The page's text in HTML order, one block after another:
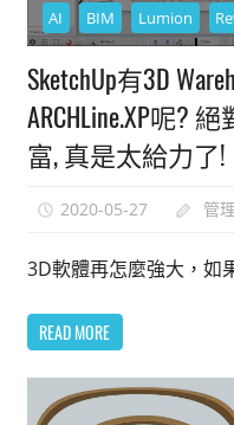
AI BIM Lumion
SketchUp有3D
ARCHLine.XP呢?
富, 真是太給力了!
2020-05-27 管
3D軟體再怎麼強大，如
READ MORE